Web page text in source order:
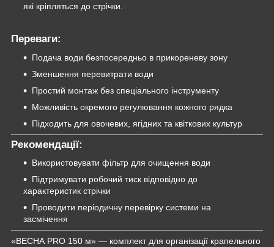
які кріпляться до стрічки.
Переваги:
Подача води безпосередньо в прикореневу зону
Зменшення перевитрати води
Простий монтаж без спеціального інструменту
Можливість окремого регулювання кожного рядка
Підходить для овочевих, ягідних та квіткових культур
Рекомендації:
Використовувати фільтр для очищення води
Підтримувати робочий тиск відповідно до
характеристик стрічки
Проводити періодичну перевірку системи на
засмічення
«ВЕСНА PRO 150 м» — комплект для організації крапельного